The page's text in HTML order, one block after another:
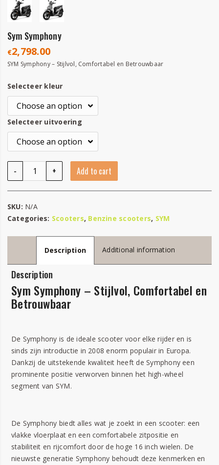
Sym Symphony
€2,798.00
SYM Symphony – Stijlvol, Comfortabel en Betrouwbaar
Selecteer kleur
Selecteer uitvoering
-
Sym Symphony quantity
+ Add to cart
SKU: N/A
Categories: Scooters, Benzine scooters, SYM
Description Additional information
Description
Sym Symphony – Stijlvol, Comfortabel en
Betrouwbaar
De Symphony is de ideale scooter voor elke rijder en is
sinds zijn introductie in 2008 enorm populair in Europa.
Dankzij de uitstekende kwaliteit heeft de Symphony een
prominente positie verworven binnen het high-wheel
segment van SYM.
De Symphony biedt alles wat je zoekt in een scooter: een
vlakke vloerplaat en een comfortabele zitpositie en
stabiliteit en rijcomfort door de hoge 16 inch wielen. De
nieuwste generatie Symphony behoudt deze kenmerken en